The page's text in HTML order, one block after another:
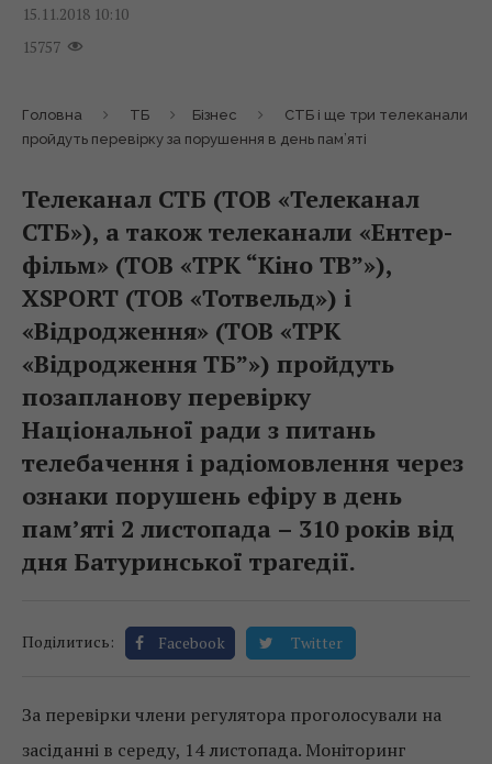
15.11.2018 10:10
15757
Головна ТБ Бізнес
СТБ і ще три телеканали
пройдуть перевірку за порушення в день пам’яті
Телеканал СТБ (ТОВ «Телеканал
СТБ»), а також телеканали «Ентер-
фільм» (ТОВ «ТРК “Кіно ТВ”»),
XSPORT (ТОВ «Тотвельд») і
«Відродження» (ТОВ «ТРК
«Відродження ТБ”») пройдуть
позапланову перевірку
Національної ради з питань
телебачення і радіомовлення через
ознаки порушень ефіру в день
пам’яті 2 листопада – 310 років від
дня Батуринської трагедії.
Поділитись: Facebook Twitter
За перевірки члени регулятора проголосували на
засіданні в середу, 14 листопада. Моніторинг